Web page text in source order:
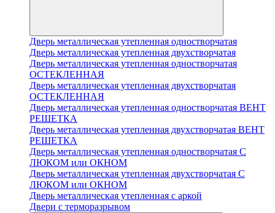
Дверь металлическая утепленная одностворчатая
Дверь металлическая утепленная двухстворчатая
Дверь металлическая утепленная одностворчатая
ОСТЕКЛЕННАЯ
Дверь металлическая утепленная двухстворчатая
ОСТЕКЛЕННАЯ
Дверь металлическая утепленная одностворчатая ВЕНТ
РЕШЕТКА
Дверь металлическая утепленная двухстворчатая ВЕНТ
РЕШЕТКА
Дверь металлическая утепленная одностворчатая С
ЛЮКОМ или ОКНОМ
Дверь металлическая утепленная двухстворчатая С
ЛЮКОМ или ОКНОМ
Дверь металлическая утепленная с аркой
Двери с терморазрывом